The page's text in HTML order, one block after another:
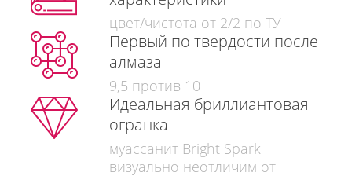
цвет/чистота от 2/2 по ТУ
Первый по твердости после
алмаза
9,5 против 10
Идеальная бриллиантовая
огранка
муассанит Bright Spark
визуально неотличим от